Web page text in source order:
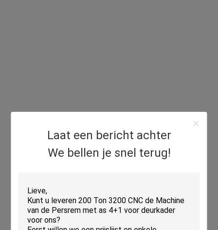
Laat een bericht achter
We bellen je snel terug!